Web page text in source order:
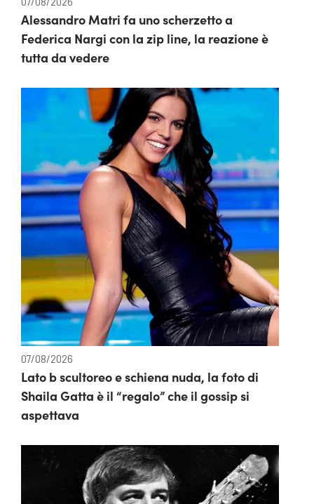
Alessandro Matri fa uno scherzetto a
Federica Nargi con la zip line, la reazione è
tutta da vedere
07/08/2026
Lato b scultoreo e schiena nuda, la foto di
Shaila Gatta è il “regalo” che il gossip si
aspettava